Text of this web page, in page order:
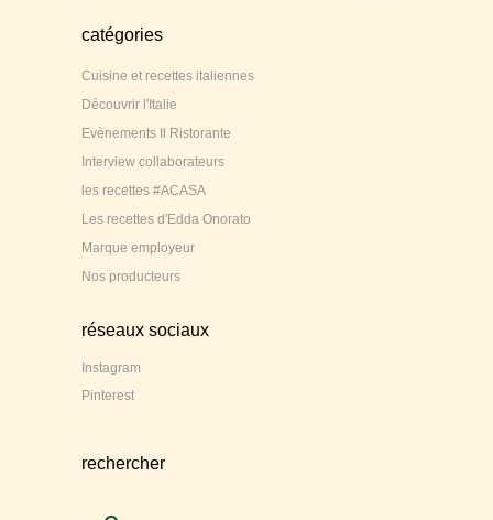
catégories
Cuisine et recettes italiennes
Découvrir l'Italie
Evènements Il Ristorante
Interview collaborateurs
les recettes #ACASA
Les recettes d'Edda Onorato
Marque employeur
Nos producteurs
réseaux sociaux
Instagram
Pinterest
rechercher